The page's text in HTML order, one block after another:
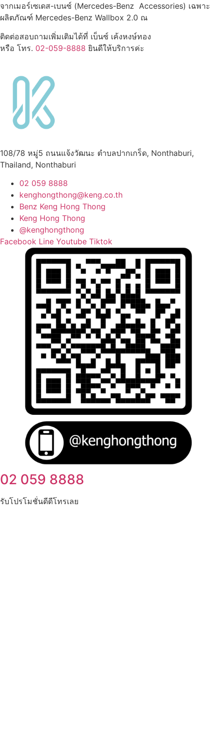
จากเมอร์เซเดส-เบนซ์ (Mercedes-Benz Accessories) เฉพาะ
ผลิตภัณฑ์ Mercedes-Benz Wallbox 2.0 ณ
ติดต่อสอบถามเพิ่มเติมได้ที่ เบ็นซ์ เค้งหงษ์ทอง
หรือ โทร. 02-059-8888 ยินดีให้บริการค่ะ
108/78 หมู่5 ถนนแจ้งวัฒนะ ตำบลปากเกร็ด, Nonthaburi,
Thailand, Nonthaburi
02 059 8888
kenghongthong@keng.co.th
Benz Keng Hong Thong
Keng Hong Thong
@kenghongthong
Facebook Line Youtube Tiktok
02 059 8888
รับโปรโมชั่นดีดีโทรเลย